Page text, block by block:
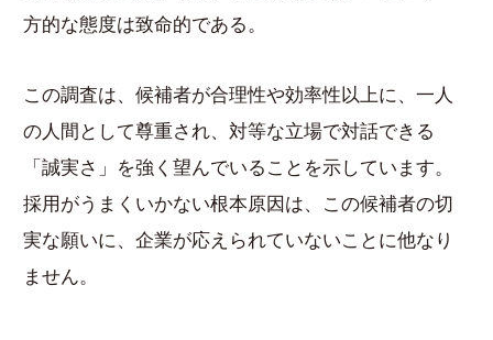
方的な態度は致命的である。
この調査は、候補者が合理性や効率性以上に、一人
の人間として尊重され、対等な立場で対話できる
「誠実さ」を強く望んでいることを示しています。
採用がうまくいかない根本原因は、この候補者の切
実な願いに、企業が応えられていないことに他なり
ません。